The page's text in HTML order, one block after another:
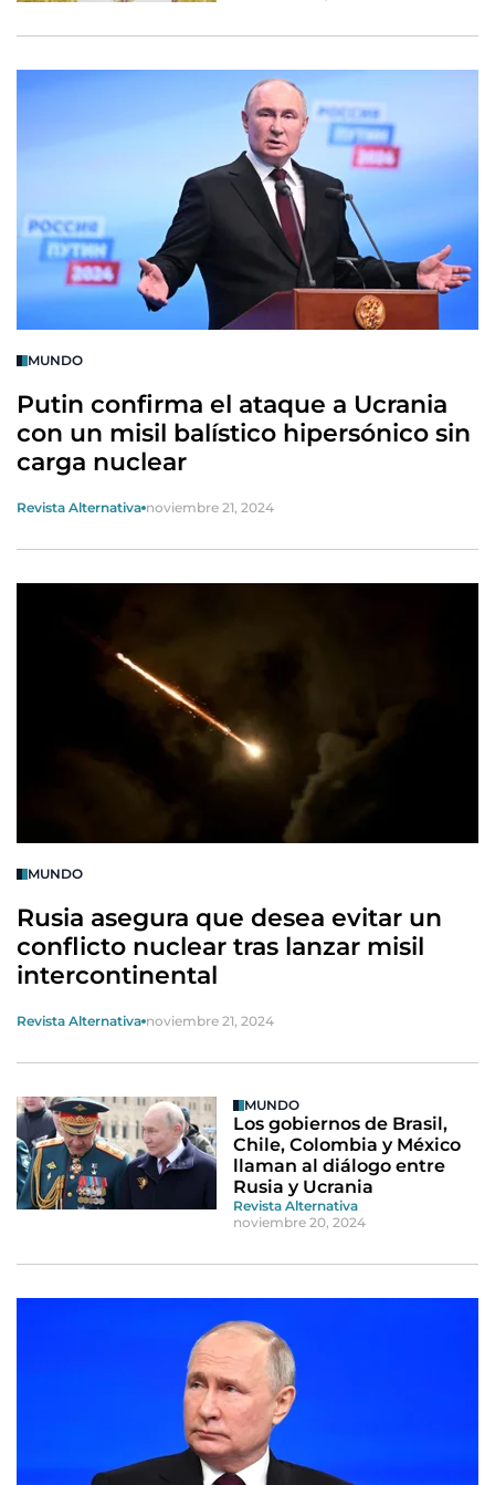
MUNDO
Putin confirma el ataque a Ucrania
con un misil balístico hipersónico sin
carga nuclear
Revista Alternativa noviembre 21, 2024
MUNDO
Rusia asegura que desea evitar un
conflicto nuclear tras lanzar misil
intercontinental
Revista Alternativa noviembre 21, 2024
MUNDO
Los gobiernos de Brasil,
Chile, Colombia y México
llaman al diálogo entre
Rusia y Ucrania
Revista Alternativa
noviembre 20, 2024